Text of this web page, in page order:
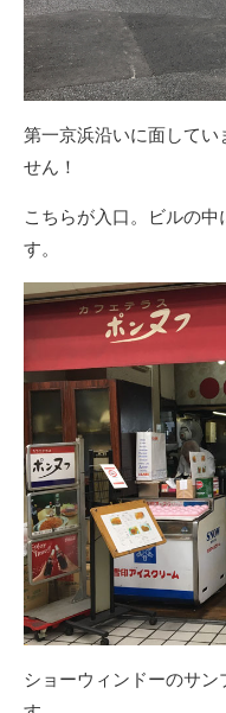
第一京浜沿いに面してい
せん！
こちらが入口。ビルの
す。
ショーウィンドーのサ